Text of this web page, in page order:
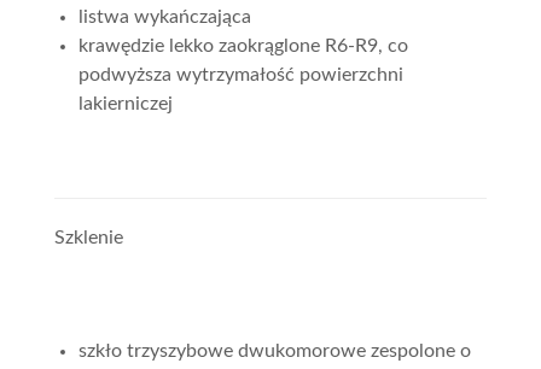
listwa wykańczająca
krawędzie lekko zaokrąglone R6-R9, co
podwyższa wytrzymałość powierzchni
lakierniczej
Szklenie
szkło trzyszybowe dwukomorowe zespolone o